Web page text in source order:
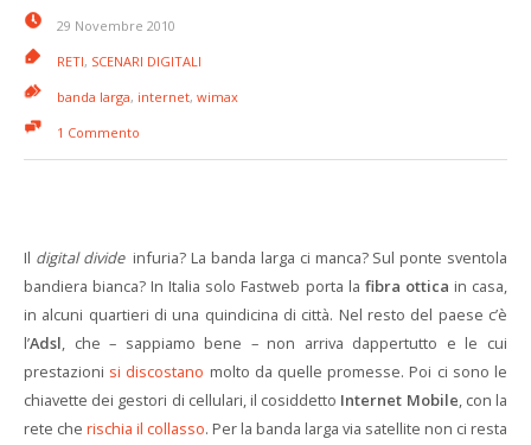
29 Novembre 2010
RETI, SCENARI DIGITALI
banda larga, internet, wimax
1 Commento
Il digital divide infuria? La banda larga ci manca? Sul ponte sventola
bandiera bianca? In Italia solo Fastweb porta la fibra ottica in casa,
in alcuni quartieri di una quindicina di città. Nel resto del paese c’è
l’Adsl, che – sappiamo bene – non arriva dappertutto e le cui
prestazioni si discostano molto da quelle promesse. Poi ci sono le
chiavette dei gestori di cellulari, il cosiddetto Internet Mobile, con la
rete che rischia il collasso. Per la banda larga via satellite non ci resta